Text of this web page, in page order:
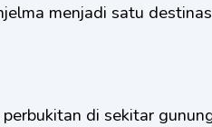
menjadi satu
di sekitar